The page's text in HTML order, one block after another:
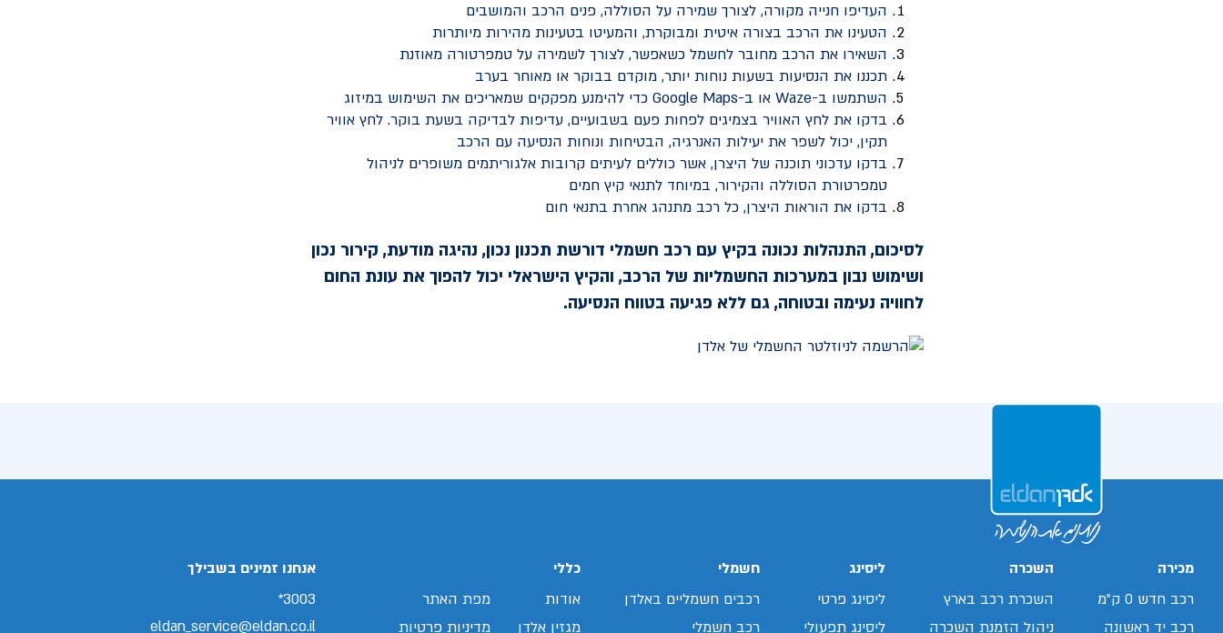
העדיפו חנייה מקורה, לצורך שמירה על הסוללה, פנים הרכב והמושבים
הטעינו את הרכב בצורה איטית ומבוקרת, והמעיטו בטעינות מהירות מיותרות
השאירו את הרכב מחובר לחשמל כשאפשר, לצורך לשמירה על טמפרטורה מאוזנת
תכננו את הנסיעות בשעות נוחות יותר, מוקדם בבוקר או מאוחר בערב
השתמשו ב-Waze או ב-Google Maps כדי להימנע מפקקים שמאריכים את השימוש במיזוג
בדקו את לחץ האוויר בצמיגים לפחות פעם בשבועיים, עדיפות לבדיקה בשעת בוקר. לחץ אוויר
תקין, יכול לשפר את יעילות האנרגיה, הבטיחות ונוחות הנסיעה עם הרכב
בדקו עדכוני תוכנה של היצרן, אשר כוללים לעיתים קרובות אלגוריתמים משופרים לניהול
טמפרטורת הסוללה והקירור, במיוחד לתנאי קיץ חמים
בדקו את הוראות היצרן, כל רכב מתנהג אחרת בתנאי חום
לסיכום, התנהלות נכונה בקיץ עם רכב חשמלי דורשת תכנון נכון, נהיגה מודעת, קירור נכון
ושימוש נבון במערכות החשמליות של הרכב, והקיץ הישראלי יכול להפוך את עונת החום
לחוויה נעימה ובטוחה, גם ללא פגיעה בטווח הנסיעה.
מכירה
רכב חדש 0 ק"מ
רכב יד ראשונה
השכרה
השכרת רכב בארץ
ניהול הזמנת השכרה
ליסינג
ליסינג פרטי
ליסינג תפעולי
חשמלי
רכבים חשמליים באלדן
רכב חשמלי
כללי
אודות
מגזין אלדן
מפת האתר
מדיניות פרטיות
אנחנו זמינים בשבילך
3003*
eldan_service@eldan.co.il